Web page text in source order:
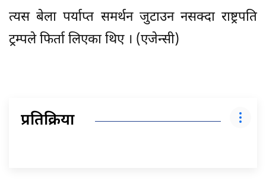
त्यस बेला पर्याप्त समर्थन जुटाउन नसक्दा राष्ट्रपति
ट्रम्पले फिर्ता लिएका थिए । (एजेन्सी)
प्रतिक्रिया